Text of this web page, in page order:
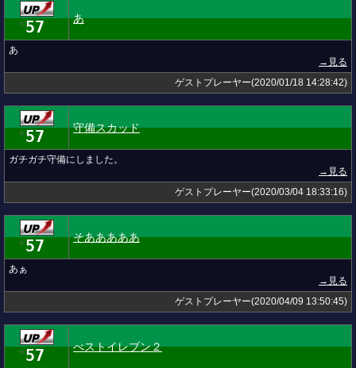
★ 57 あ
あ
→見る
ゲストプレーヤー(2020/01/18 14:28:42)
★ 57 守備スカッド
ガチガチ守備にしました。
→見る
ゲストプレーヤー(2020/03/04 18:33:16)
★ 57 そあああああ
あぁ
→見る
ゲストプレーヤー(2020/04/09 13:50:45)
★ 57 べストイレブン２